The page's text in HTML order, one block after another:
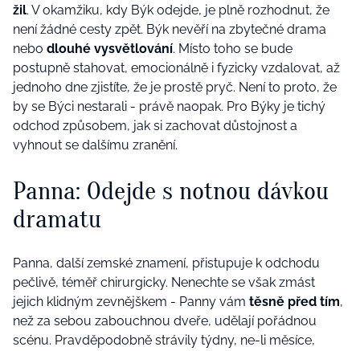
žil. V okamžiku, kdy Býk odejde, je plně rozhodnut, že
není žádné cesty zpět. Býk nevěří na zbytečné drama
nebo dlouhé vysvětlování. Místo toho se bude
postupně stahovat, emocionálně i fyzicky vzdalovat, až
jednoho dne zjistíte, že je prostě pryč. Není to proto, že
by se Býci nestarali - právě naopak. Pro Býky je tichý
odchod způsobem, jak si zachovat důstojnost a
vyhnout se dalšímu zranění.
Panna: Odejde s notnou dávkou
dramatu
Panna, další zemské znamení, přistupuje k odchodu
pečlivě, téměř chirurgicky. Nenechte se však zmást
jejich klidným zevnějškem - Panny vám těsně před tím,
než za sebou zabouchnou dveře, udělají pořádnou
scénu. Pravděpodobně strávily týdny, ne-li měsíce,